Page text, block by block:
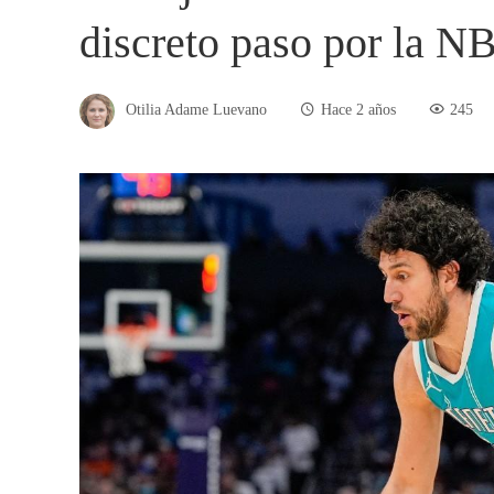
discreto paso por la
Otilia Adame Luevano Hace 2 años 245